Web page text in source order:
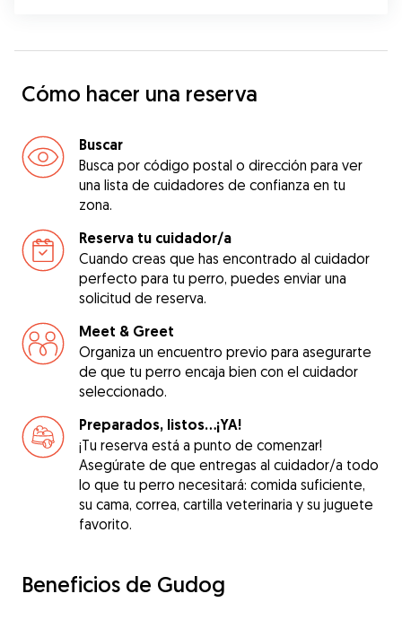
Cómo hacer una reserva
Buscar
Busca por código postal o dirección para ver
una lista de cuidadores de confianza en tu
zona.
Reserva tu cuidador/a
Cuando creas que has encontrado al cuidador
perfecto para tu perro, puedes enviar una
solicitud de reserva.
Meet & Greet
Organiza un encuentro previo para asegurarte
de que tu perro encaja bien con el cuidador
seleccionado.
Preparados, listos...¡YA!
¡Tu reserva está a punto de comenzar!
Asegúrate de que entregas al cuidador/a todo
lo que tu perro necesitará: comida suficiente,
su cama, correa, cartilla veterinaria y su juguete
favorito.
Beneficios de Gudog